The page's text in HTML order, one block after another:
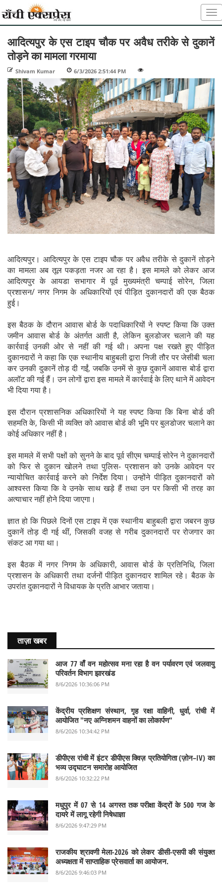
आदित्यपुर के एस टाइप चौक पर अवैध तरीके से दुकानें
तोड़ने का मामला गरमाया
Shivam Kumar 6/3/2026 2:51:44 PM
आदित्यपुर। आदित्यपुर के एस टाइप चौक पर अवैध तरीके से दुकानें तोड़ने
का मामला अब तूल पकड़ता नजर आ रहा है। इस मामले को लेकर आज
आदित्यपुर के आयडा सभागार में पूर्व मुख्यमंत्री चम्पाई सोरेन, जिला
प्रशासन/ नगर निगम के अधिकारियों एवं पीड़ित दुकानदारों की एक बैठक
हुई।
इस बैठक के दौरान आवास बोर्ड के पदाधिकारियों ने स्पष्ट किया कि उक्त
जमीन आवास बोर्ड के अंतर्गत आती है, लेकिन बुलडोजर चलाने की यह
कार्रवाई उनकी ओर से नहीं की गई थी। अपना पक्ष रखते हुए पीड़ित
दुकानदारों ने कहा कि एक स्थानीय बाहुबली द्वारा निजी तौर पर जेसीबी चला
कर उनकी दुकानें तोड़ दी गईं, जबकि उनमें से कुछ दुकानें आवास बोर्ड द्वारा
अलॉट की गई हैं। उन लोगों द्वारा इस मामले में कार्रवाई के लिए थाने में आवेदन
भी दिया गया है।
इस दौरान प्रशासनिक अधिकारियों ने यह स्पष्ट किया कि बिना बोर्ड की
सहमति के, किसी भी व्यक्ति को आवास बोर्ड की भूमि पर बुलडोजर चलाने का
कोई अधिकार नहीं है।
इस मामले में सभी पक्षों को सुनने के बाद पूर्व सीएम चम्पाई सोरेन ने दुकानदारों
को फिर से दुकान खोलने तथा पुलिस- प्रशासन को उनके आवेदन पर
न्यायोचित कार्रवाई करने को निर्देश दिया। उन्होंने पीड़ित दुकानदारों को
आश्वस्त किया कि वे उनके साथ खड़े हैं तथा उन पर किसी भी तरह का
अत्याचार नहीं होने दिया जाएगा।
ज्ञात हो कि पिछले दिनों एस टाइप में एक स्थानीय बाहुबली द्वारा जबरन कुछ
दुकानें तोड़ दी गई थीं, जिसकी वजह से गरीब दुकानदारों पर रोजगार का
संकट आ गया था।
इस बैठक में नगर निगम के अधिकारी, आवास बोर्ड के प्रतिनिधि, जिला
प्रशासन के अधिकारी तथा दर्जनों पीड़ित दुकानदार शामिल रहे। बैठक के
उपरांत दुकानदारों ने विधायक के प्रति आभार जताया।
ताज़ा खबर
आज 77 वाँ वन महोत्सव मना रहा है वन पर्यावरण एवं जलवायु
परिवर्तन विभाग झारखंड
8/6/2026 10:36:06 PM
केंद्रीय प्रशिक्षण संस्थान, गृह रक्षा वाहिनी, धुर्वा, रांची में
आयोजित "नए अग्निशमन वाहनों का लोकार्पण"
8/6/2026 10:34:42 PM
डीपीएस रांची में इंटर डीपीएस क्विज़ प्रतियोगिता (ज़ोन–IV) का
भव्य उद्घाटन समारोह आयोजित
8/6/2026 10:32:22 PM
मधुपुर में 07 से 14 अगस्त तक परीक्षा केंद्रों के 500 गज के
दायरे में लागू रहेगी निषेधाज्ञा
8/6/2026 9:47:29 PM
राजकीय श्रावणी मेला-2026 को लेकर डीसी-एसपी की संयुक्त
अध्यक्षता में साप्ताहिक प्रेसवार्ता का आयोजन.
8/6/2026 9:46:03 PM